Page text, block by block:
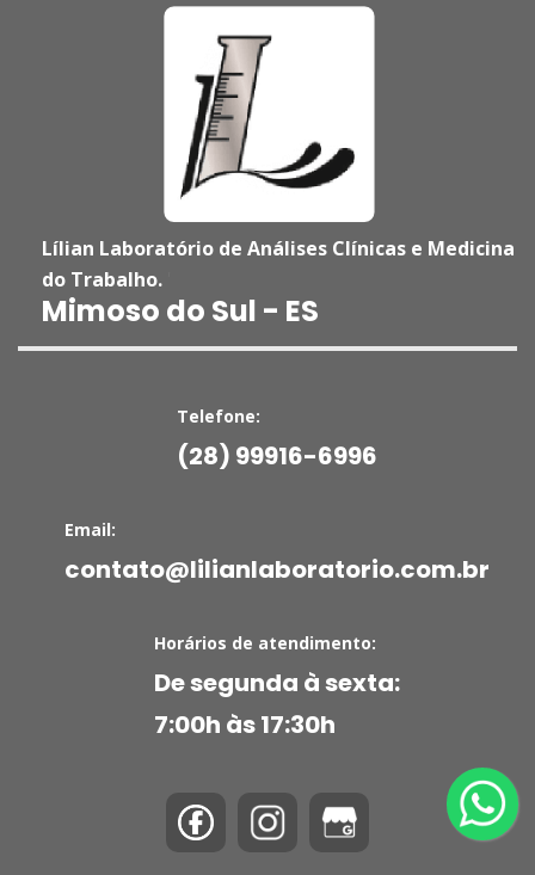
Lílian Laboratório de Análises Clínicas e Medicina
do Trabalho.
Mimoso do Sul - ES
Telefone:
(28) 99916-6996
Email:
contato@lilianlaboratorio.com.br
Horários de atendimento:
De segunda à sexta:
7:00h às 17:30h